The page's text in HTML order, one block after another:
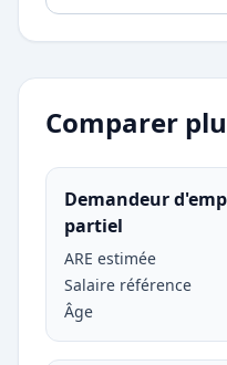
Comparer
Demandeur
partiel
ARE estimée
Salaire référence
Âge